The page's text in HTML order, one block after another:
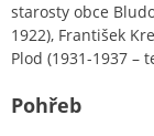
starosty obce
1922), František
Plod (1931-1937 –
Pohřeb